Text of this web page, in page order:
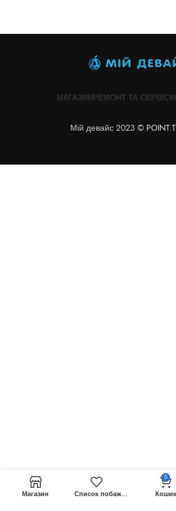
МАГАЗИНРЕМОНТ ТА СЕРВІС
Мій девайс 2023 ©
Магазин Список побажань
0
Кошик